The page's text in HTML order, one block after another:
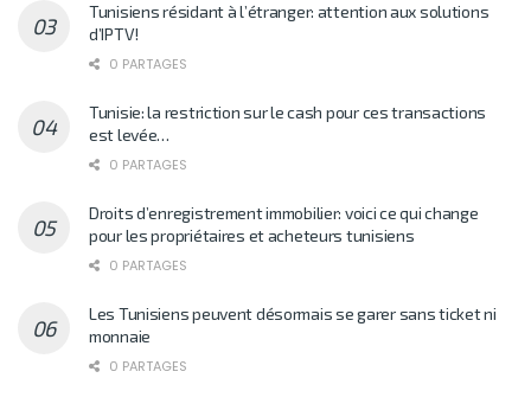
Tunisiens résidant à l’étranger: attention aux solutions
d’IPTV!
0 PARTAGES
Tunisie: la restriction sur le cash pour ces transactions
est levée…
0 PARTAGES
Droits d’enregistrement immobilier: voici ce qui change
pour les propriétaires et acheteurs tunisiens
0 PARTAGES
Les Tunisiens peuvent désormais se garer sans ticket ni
monnaie
0 PARTAGES